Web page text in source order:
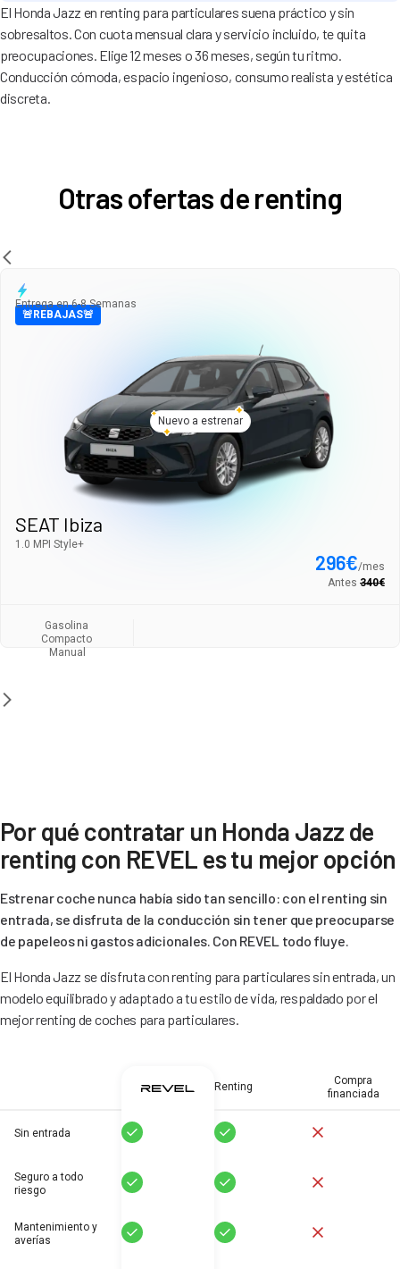
El Honda Jazz en renting para particulares suena práctico y sin
sobresaltos. Con cuota mensual clara y servicio incluido, te quita
preocupaciones. Elige 12 meses o 36 meses, según tu ritmo.
Conducción cómoda, espacio ingenioso, consumo realista y estética
discreta.
Otras ofertas de renting
Entrega en 6-8 Semanas
🚨REBAJAS🚨
Nuevo a estrenar
SEAT Ibiza
1.0 MPI Style+
296€/mes
Antes 340€
Gasolina
Compacto
Manual
Por qué contratar un Honda Jazz de
renting con REVEL es tu mejor opción
Estrenar coche nunca había sido tan sencillo: con el renting sin
entrada, se disfruta de la conducción sin tener que preocuparse
de papeleos ni gastos adicionales. Con REVEL todo fluye.
El Honda Jazz se disfruta con renting para particulares sin entrada, un
modelo equilibrado y adaptado a tu estilo de vida, respaldado por el
mejor renting de coches para particulares.
Renting
Compra
financiada
Sin entrada Sí Sí
Seguro a todo
riesgo
Sí Sí
Mantenimiento y
averías
Sí Sí